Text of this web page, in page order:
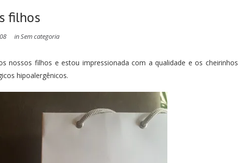
filhos
inSem categoria
nossos filhos e estou impressionada com a qualidade e os cheirinhos
hipoalergênicos.